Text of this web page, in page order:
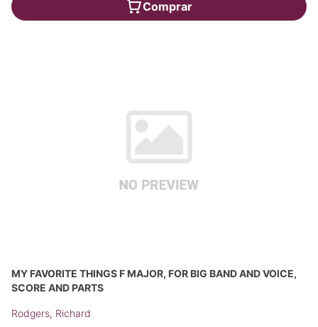
Comprar
MY FAVORITE THINGS F MAJOR, FOR BIG BAND AND VOICE,
SCORE AND PARTS
Rodgers, Richard